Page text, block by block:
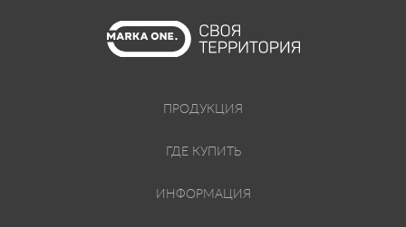
ПРОДУКЦИЯ
ГДЕ КУПИТЬ
ИНФОРМАЦИЯ